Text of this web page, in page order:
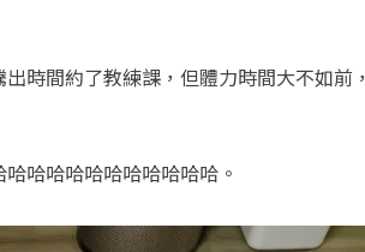
時間約了教練課，但體力時間大不如前，
哈哈哈哈哈哈哈哈哈哈。